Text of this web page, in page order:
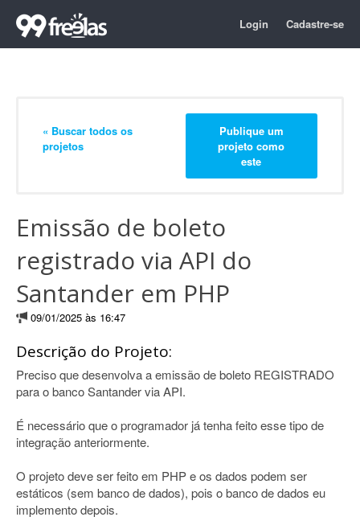
Login Cadastre-se
« Buscar todos os
projetos
Publique um
projeto como
este
Emissão de boleto
registrado via API do
Santander em PHP
09/01/2025 às 16:47
Descrição do Projeto:
Preciso que desenvolva a emissão de boleto REGISTRADO
para o banco Santander via API.
É necessário que o programador já tenha feito esse tipo de
integração anteriormente.
O projeto deve ser feito em PHP e os dados podem ser
estáticos (sem banco de dados), pois o banco de dados eu
implemento depois.